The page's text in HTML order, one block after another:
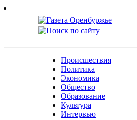
Skip
Происшествия
Политика
Экономика
Общество
Образование
Культура
Интервью